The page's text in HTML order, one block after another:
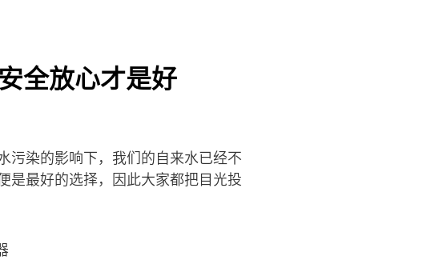
全放心才是好
污染的影响下，我们的自来水已经不
是最好的选择，因此大家都把目光投